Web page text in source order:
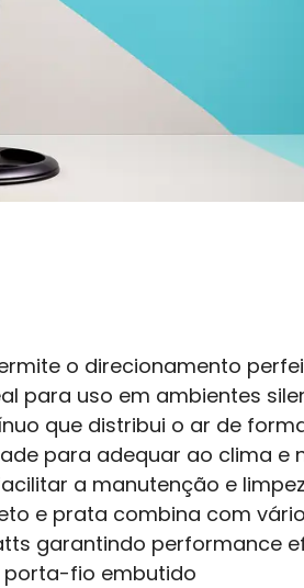
o direcionamento
para uso em ambientes
que distribui o ar de
para adequar ao clima e
a manutenção e
e prata combina com
garantindo performance
porta-fio embutido